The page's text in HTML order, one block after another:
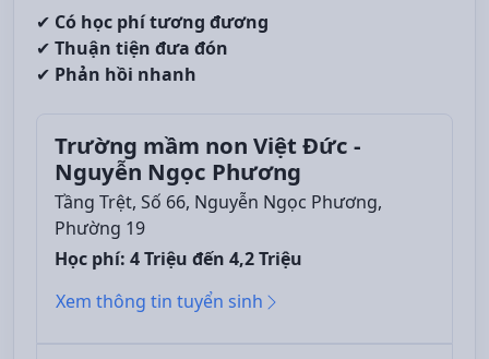
✔ Có học phí tương đương
✔ Thuận tiện đưa đón
✔ Phản hồi nhanh
Trường mầm non Việt Đức -
Nguyễn Ngọc Phương
Tầng Trệt, Số 66, Nguyễn Ngọc Phương,
Phường 19
Học phí: 4 Triệu đến 4,2 Triệu
Xem thông tin tuyển sinh